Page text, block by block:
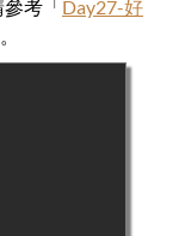
考「 Day27-好